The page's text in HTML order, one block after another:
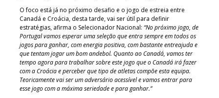
O foco está já no próximo desafio e o jogo de estreia entre
Canadá e Croácia, desta tarde, vai ser útil para definir
estratégias, afirma o Selecionador Nacional: “No próximo jogo, de
Portugal vamos esperar uma seleção que entra sempre em todos os
jogos para ganhar, com energia positiva, com bastante entreajuda e
que tentam jogar um bom andebol. Quanto ao Canadá, vamos ter
tempo agora para trabalhar sobre este jogo que o Canadá irá fazer
com a Croácia e perceber que tipo de atletas compõe esta equipa.
Teoricamente vai ser um adversário acessível e vamos entrar para
esse jogo com a máxima seriedade e para ganhar.”